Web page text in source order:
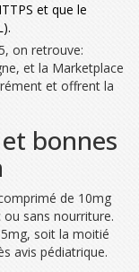
et que le
on retrouve:
et la Marketplace
et offrent la
bonnes
de 10mg
sans nourriture.
soit la moitié
avis pédiatrique.